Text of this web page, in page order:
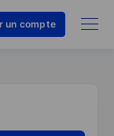
un compte